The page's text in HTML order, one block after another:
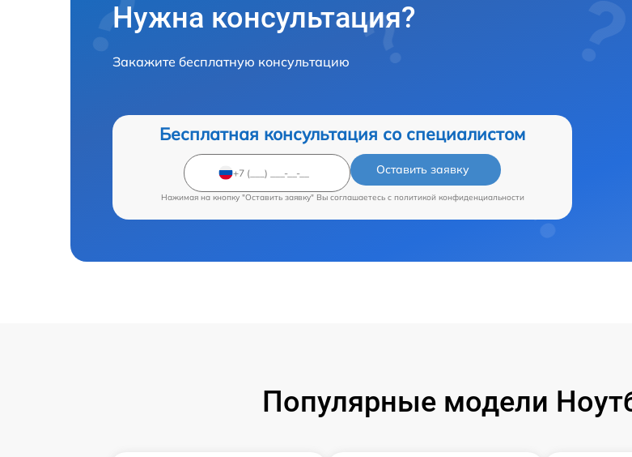
Нужна консультация?
Закажите бесплатную консультацию
Бесплатная консультация со специалистом
Оставить заявку
Нажимая на кнопку "Оставить заявку" Вы соглашаетесь c политикой конфиденциальности
Популярные модели